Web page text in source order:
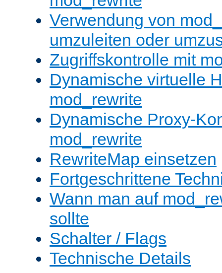
Verwendung von
umzuleiten oder
Zugriffskontrolle mit
Dynamische virtuelle
mod_rewrite
Dynamische Proxy-
mod_rewrite
RewriteMap einsetzen
Fortgeschrittene
Wann man auf
sollte
Schalter / Flags
Technische Details